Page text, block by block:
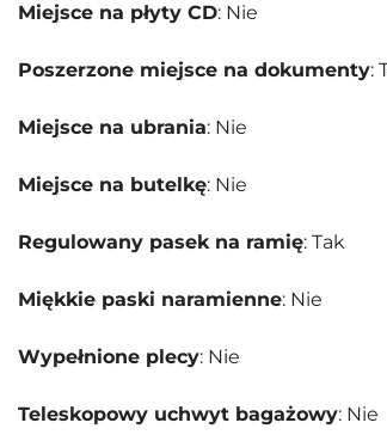
Miejsce na płyty CD: Nie
Poszerzone miejsce na dokumenty:
Miejsce na ubrania: Nie
Miejsce na butelkę: Nie
Regulowany pasek na ramię: Tak
Miękkie paski naramienne: Nie
Wypełnione plecy: Nie
Teleskopowy uchwyt bagażowy: Nie